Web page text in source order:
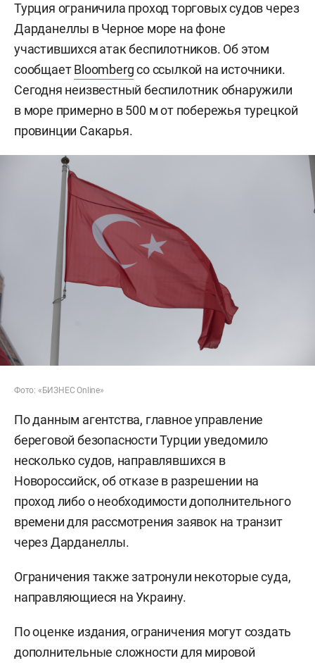
Турция ограничила проход торговых судов через
Дарданеллы в Черное море на фоне
участившихся атак беспилотников. Об этом
сообщаетBloombergсо ссылкой на источники.
Сегодня неизвестный беспилотник обнаружили
в море примерно в 500 м от побережья турецкой
провинции Сакарья.
Фото: «БИЗНЕС Online»
По данным агентства, главное управление
береговой безопасности Турции уведомило
несколько судов, направлявшихся в
Новороссийск, об отказе в разрешении на
проход либо о необходимости дополнительного
времени для рассмотрения заявок на транзит
через Дарданеллы.
Ограничения также затронули некоторые суда,
направляющиеся на Украину.
По оценке издания, ограничения могут создать
дополнительные сложности для мировой